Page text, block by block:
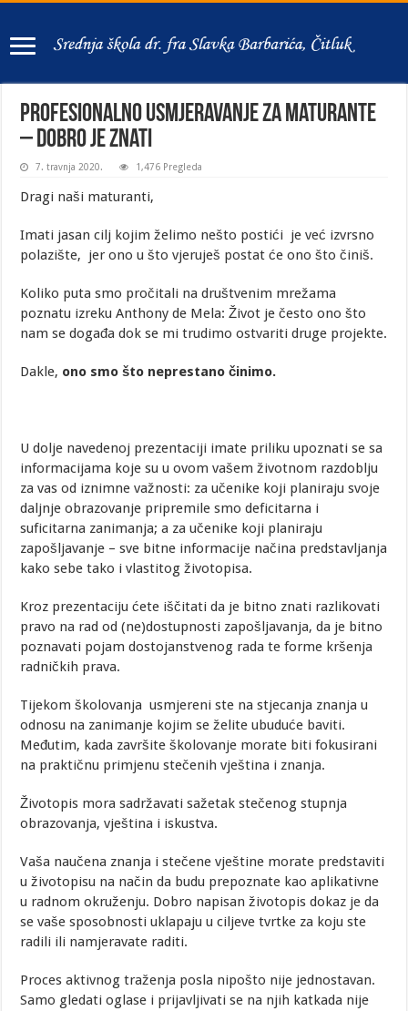
Profesionalno usmjeravanje za maturante
– dobro je znati
7. travnja 2020. 1,476 Pregleda
Dragi naši maturanti,
Imati jasan cilj kojim želimo nešto postići je već izvrsno
polazište, jer ono u što vjeruješ postat će ono što činiš.
Koliko puta smo pročitali na društvenim mrežama
poznatu izreku Anthony de Mela: Život je često ono što
nam se događa dok se mi trudimo ostvariti druge projekte.
Dakle, ono smo što neprestano činimo.
U dolje navedenoj prezentaciji imate priliku upoznati se sa
informacijama koje su u ovom vašem životnom razdoblju
za vas od iznimne važnosti: za učenike koji planiraju svoje
daljnje obrazovanje pripremile smo deficitarna i
suficitarna zanimanja; a za učenike koji planiraju
zapošljavanje – sve bitne informacije načina predstavljanja
kako sebe tako i vlastitog životopisa.
Kroz prezentaciju ćete iščitati da je bitno znati razlikovati
pravo na rad od (ne)dostupnosti zapošljavanja, da je bitno
poznavati pojam dostojanstvenog rada te forme kršenja
radničkih prava.
Tijekom školovanja usmjereni ste na stjecanja znanja u
odnosu na zanimanje kojim se želite ubuduće baviti.
Međutim, kada završite školovanje morate biti fokusirani
na praktičnu primjenu stečenih vještina i znanja.
Životopis mora sadržavati sažetak stečenog stupnja
obrazovanja, vještina i iskustva.
Vaša naučena znanja i stečene vještine morate predstaviti
u životopisu na način da budu prepoznate kao aplikativne
u radnom okruženju. Dobro napisan životopis dokaz je da
se vaše sposobnosti uklapaju u ciljeve tvrtke za koju ste
radili ili namjeravate raditi.
Proces aktivnog traženja posla nipošto nije jednostavan.
Samo gledati oglase i prijavljivati se na njih katkada nije